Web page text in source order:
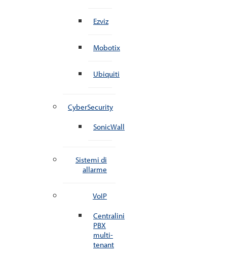
Ezviz
Mobotix
Ubiquiti
CyberSecurity
SonicWall
Sistemi di
allarme
VoIP
Centralini
PBX
multi-
tenant